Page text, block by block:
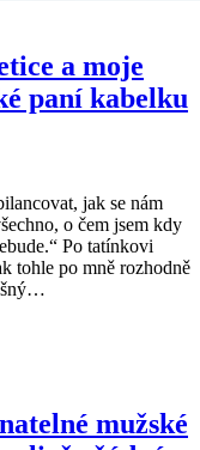
a moje
paní kabelku
jak se nám
o čem jsem kdy
Po tatínkovi
tohle po mně rozhodně
mužské